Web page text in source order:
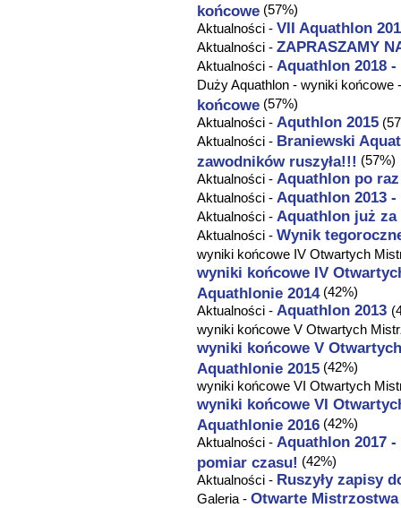
końcowe (57%)
Aktualności - VII Aquathlon
Aktualności - ZAPRASZAMY
Aktualności - Aquathlon 2018
DużyAquathlon - wyniki końcowe
końcowe (57%)
Aktualności - Aquthlon 2015
Aktualności - Braniewski
zawodników ruszyła!!! (57%)
Aktualności - Aquathlon po
Aktualności - Aquathlon 2013
Aktualności - Aquathlon już
Aktualności - Wynik
wyniki końcowe IV Otwartych
wyniki końcowe IV
Aquathlonie 2014(42%)
Aktualności - Aquathlon 2013
wyniki końcowe V Otwartych
wyniki końcowe V
Aquathlonie 2015 (42%)
wyniki końcowe VI Otwartych
wyniki końcowe VI
Aquathlonie 2016 (42%)
Aktualności - Aquathlon 2017
pomiar czasu! (42%)
Aktualności - Ruszyły zapisy
Galeria - Otwarte